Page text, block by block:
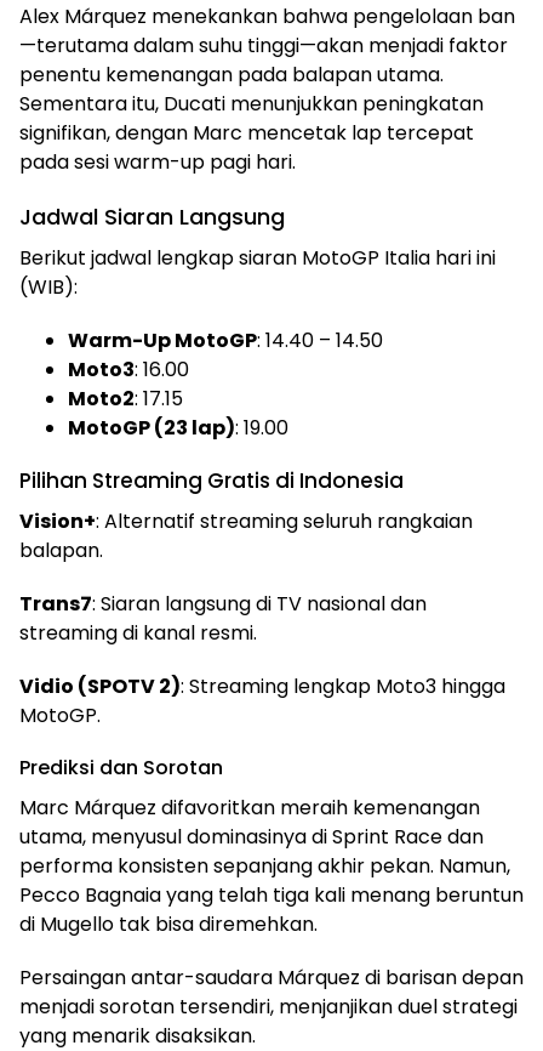
Alex Márquez menekankan bahwa pengelolaan ban
—terutama dalam suhu tinggi—akan menjadi faktor
penentu kemenangan pada balapan utama.
Sementara itu, Ducati menunjukkan peningkatan
signifikan, dengan Marc mencetak lap tercepat
pada sesi warm-up pagi hari.
Jadwal Siaran Langsung
Berikut jadwal lengkap siaran MotoGP Italia hari ini
(WIB):
Warm-Up MotoGP: 14.40 – 14.50
Moto3: 16.00
Moto2: 17.15
MotoGP (23 lap): 19.00
Pilihan Streaming Gratis di Indonesia
Vision+: Alternatif streaming seluruh rangkaian
balapan.
Trans7: Siaran langsung di TV nasional dan
streaming di kanal resmi.
Vidio (SPOTV 2): Streaming lengkap Moto3 hingga
MotoGP.
Prediksi dan Sorotan
Marc Márquez difavoritkan meraih kemenangan
utama, menyusul dominasinya di Sprint Race dan
performa konsisten sepanjang akhir pekan. Namun,
Pecco Bagnaia yang telah tiga kali menang beruntun
di Mugello tak bisa diremehkan.
Persaingan antar-saudara Márquez di barisan depan
menjadi sorotan tersendiri, menjanjikan duel strategi
yang menarik disaksikan.